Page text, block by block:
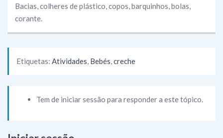
Bacias, colheres de plástico, copos, barquinhos, bolas,
corante.
Etiquetas: Atividades Bebés creche
Tem de iniciar sessão para responder a este tópico.